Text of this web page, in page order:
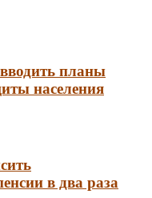
планы
населения
в два раза